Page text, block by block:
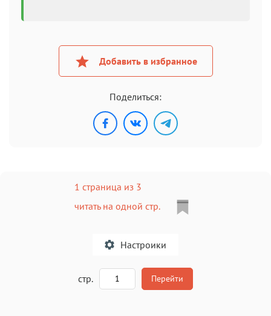
Добавить в избранное
Поделиться:
1 страница из 3
читать на одной стр.
Настроики
стр. Перейти